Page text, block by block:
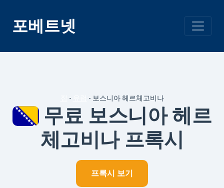
포베트넷
- - 보스니아 헤르체고비나
무료 보스니아 헤르
체고비나 프록시
프록시 보기